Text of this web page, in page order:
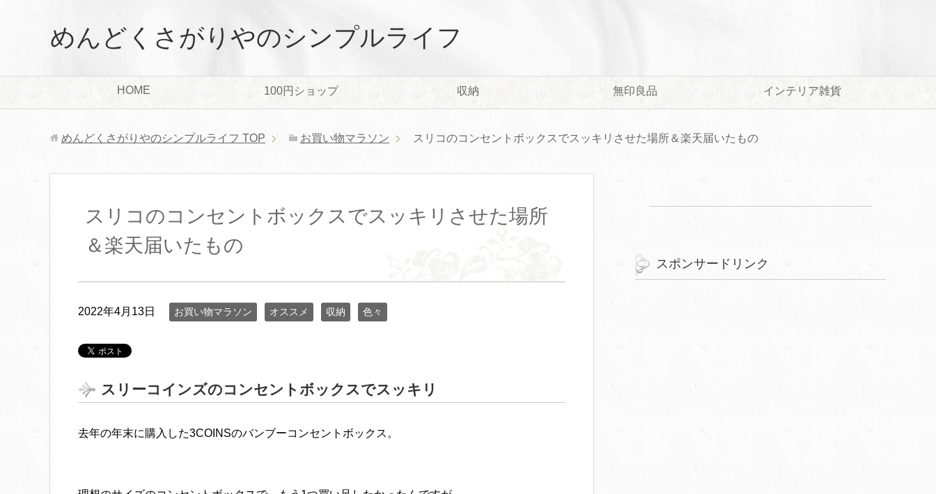
めんどくさがりやのシンプルライフ
HOME 100円ショップ 収納 無印良品 インテリア雑貨
めんどくさがりやのシンプルライフ TOP お買い物マラソン スリコのコンセントボックスでスッキリさせた場所＆楽天届いたもの
スリコのコンセントボックスでスッキリさせた場所
＆楽天届いたもの
2022年4月13日 お買い物マラソン オススメ 収納 色々
スリーコインズのコンセントボックスでスッキリ
去年の年末に購入した3COINSのバンブーコンセントボックス。
スポンサードリンク